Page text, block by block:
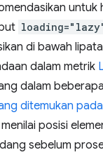
untuk
di bawah
dalam metrik
dalam
ditemukan pada
posisi
sebelum